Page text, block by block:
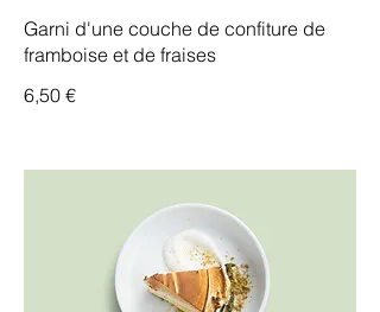
Garni d'une couche de confiture de
framboise et de fraises
6,50 €